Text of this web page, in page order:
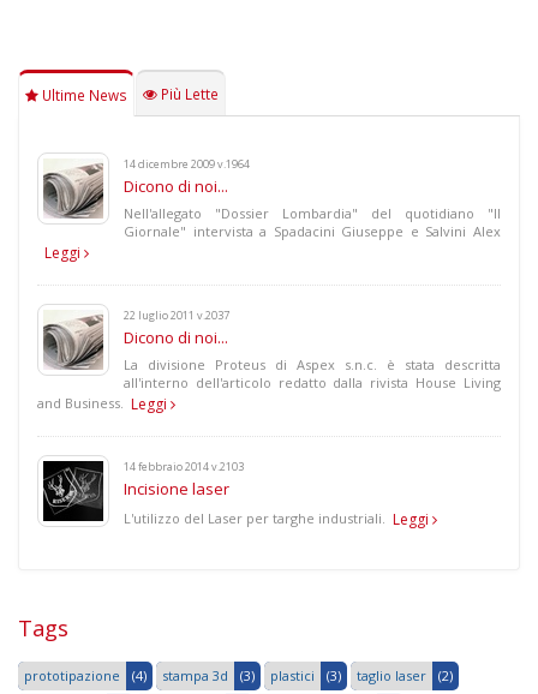
Ultime News Più Lette
14 dicembre 2009 v.1964
Dicono di noi...
Nell'allegato "Dossier Lombardia" del quotidiano "Il
Giornale" intervista a Spadacini Giuseppe e Salvini Alex
Leggi
22 luglio 2011 v.2037
Dicono di noi...
La divisione Proteus di Aspex s.n.c. è stata descritta
all'interno dell'articolo redatto dalla rivista House Living
and Business. Leggi
14 febbraio 2014 v.2103
Incisione laser
L'utilizzo del Laser per targhe industriali. Leggi
Tags
prototipazione (4) stampa 3d (3) plastici (3) taglio laser
(2)